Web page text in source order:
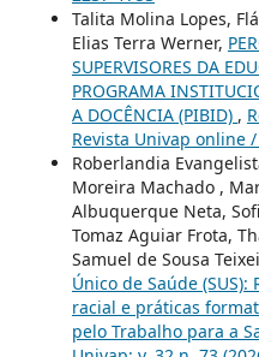
Talita Molina Lopes,
Elias Terra Werner,
SUPERVISORES DA
PROGRAMA
A DOCÊNCIA (PIBID) ,
Revista Univap online
Roberlandia
Moreira Machado ,
Albuquerque Neta,
Tomaz Aguiar Frota,
Samuel de Sousa
Único de Saúde
racial e práticas
pelo Trabalho para a